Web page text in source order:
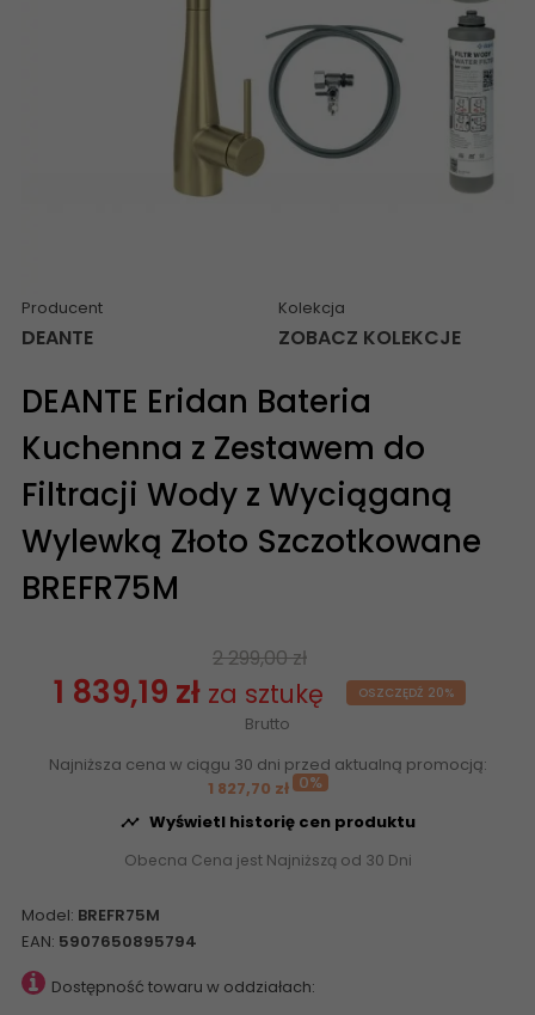
Producent
DEANTE
Kolekcja
ZOBACZ KOLEKCJE
DEANTE Eridan Bateria
Kuchenna z Zestawem do
Filtracji Wody z Wyciąganą
Wylewką Złoto Szczotkowane
BREFR75M
2 299,00 zł
1 839,19 zł za sztukę OSZCZĘDŹ 20%
Brutto
Najniższa cena w ciągu 30 dni przed aktualną promocją:
1 827,70 zł 0%
 Wyświetl historię cen produktu
Obecna Cena jest Najniższą od 30 Dni
Model: BREFR75M
EAN: 5907650895794
Dostępność towaru w oddziałach: